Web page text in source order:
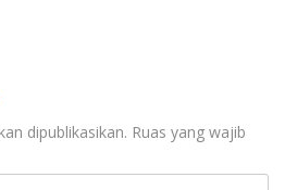
dipublikasikan. Ruas yang wajib